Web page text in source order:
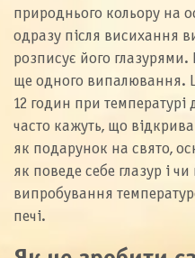
природнього кольору на
одразу після висихання
розписує його глазурями.
ще одного випалювання.
12 годин при температурі
часто кажуть, що
як подарунок на свято,
як поведе себе глазур і
випробування
печі.